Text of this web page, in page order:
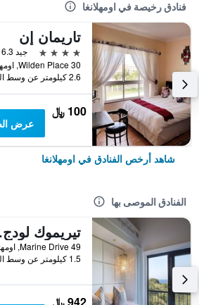
فنادق رخيصة في اومهلانغا
تاريمان إن
4 نجوم
جيد 6.3
2.6 كيلومتر عن وسط المدينة
100 ﷼
عرض
شاهد أرخص الفنادق في اومهلانغا
الفنادق الموصى بها
1.5 كيلومتر عن وسط المدينة